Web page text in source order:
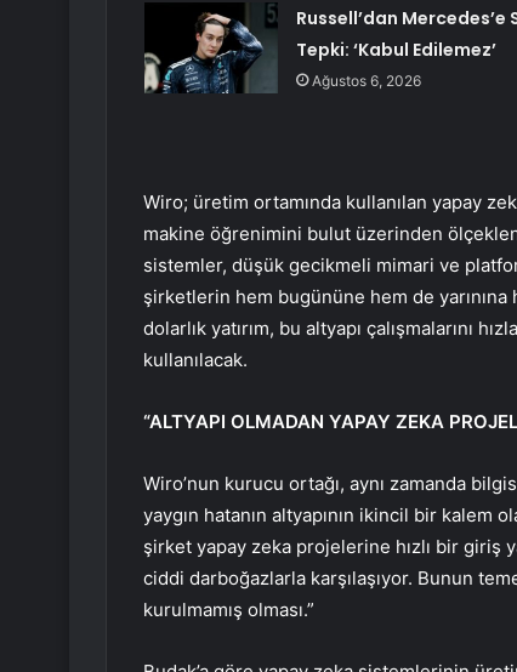
Russell’dan Mercedes’e
Tepki: ‘Kabul Edilemez’
Ağustos 6, 2026
Wiro; üretim ortamında kullanılan yapay
makine öğrenimini bulut üzerinden
sistemler, düşük gecikmeli mimari ve
şirketlerin hem bugününe hem de yarınına
dolarlık yatırım, bu altyapı çalışmalarını
kullanılacak.
“ALTYAPI OLMADAN YAPAY ZEKA
Wiro’nun kurucu ortağı, aynı zamanda
yaygın hatanın altyapının ikincil bir
şirket yapay zeka projelerine hızlı bir giriş
ciddi darboğazlarla karşılaşıyor. Bunun
kurulmamış olması.”